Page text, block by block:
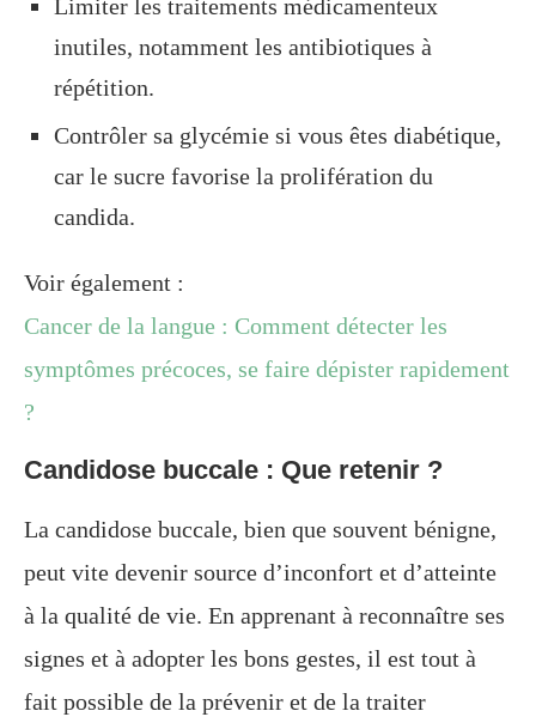
Limiter les traitements médicamenteux
inutiles, notamment les antibiotiques à
répétition.
Contrôler sa glycémie si vous êtes diabétique,
car le sucre favorise la prolifération du
candida.
Voir également :
Cancer de la langue : Comment détecter les
symptômes précoces, se faire dépister rapidement
?
Candidose buccale : Que retenir ?
La candidose buccale, bien que souvent bénigne,
peut vite devenir source d’inconfort et d’atteinte
à la qualité de vie. En apprenant à reconnaître ses
signes et à adopter les bons gestes, il est tout à
fait possible de la prévenir et de la traiter